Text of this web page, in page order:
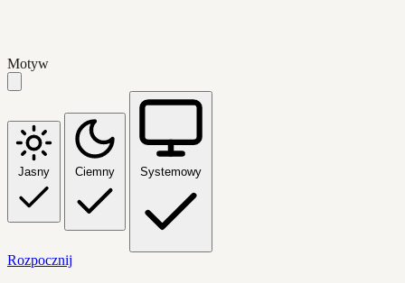
Motyw
Jasny Ciemny Systemowy
Rozpocznij